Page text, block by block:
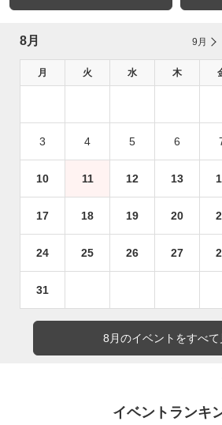
8月 9月
月 火 水 木
3 4 5 6
10 11 12 13
17 18 19 20
24 25 26 27
31
8月のイベントをすべて
イベントランキ